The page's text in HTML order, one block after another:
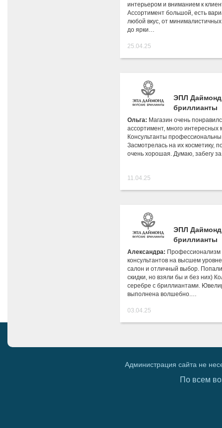
интерьером и вниманием к
Ассортимент большой, есть
любой вкус, от
до ярки…
25.04.25
ЭПЛ Даймонд
бриллианты
Ольга: Магазин очень
ассортимент, много интересных
Консультанты профессиональны
Засмотрелась на их косметику,
очень хорошая. Думаю, забегу
11.04.25
ЭПЛ Даймонд
бриллианты
Александра: Профессионализм
консультантов на высшем
салон и отличный выбор.
скидки, но взяли бы и без них)
серебре с бриллиантами.
выполнена волшебно.…
03.04.25
Администрация сайта не
По всем